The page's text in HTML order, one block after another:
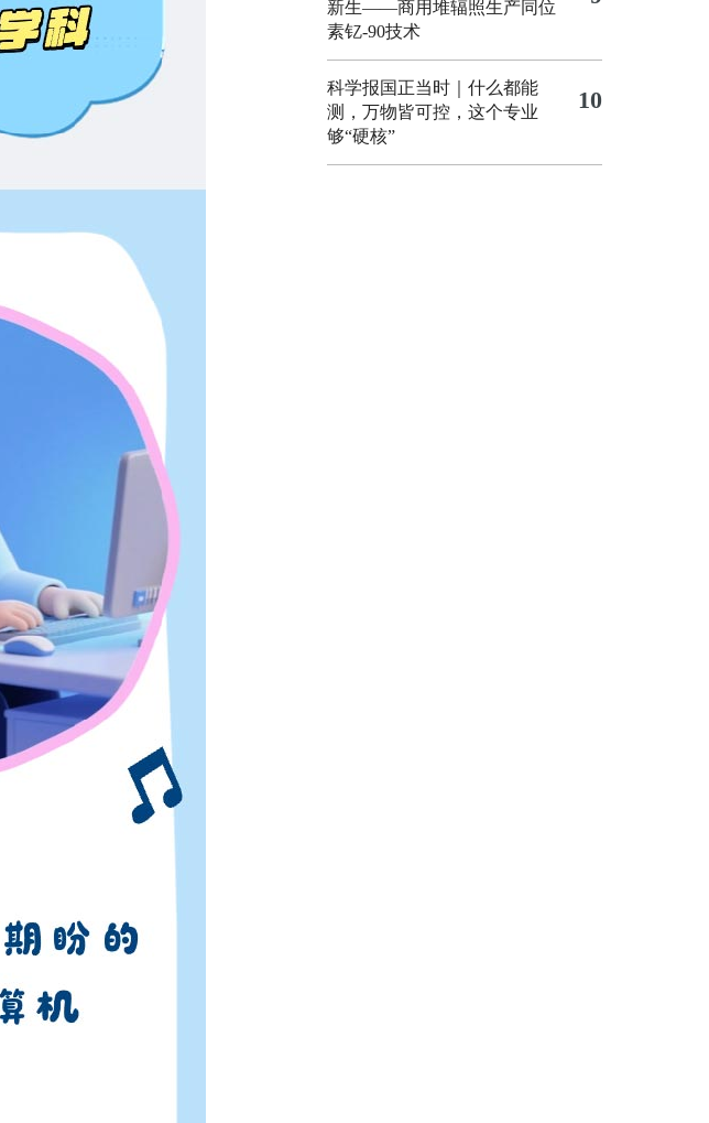
新生——商用堆辐照生产同位
素钇-90技术
科学报国正当时｜什么都能
测，万物皆可控，这个专业
够“硬核”
10